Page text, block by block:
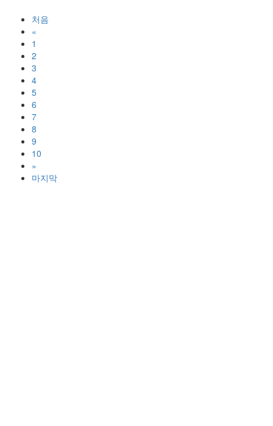
처음
«
1
2
3
4
5
6
7
8
9
10
»
마지막